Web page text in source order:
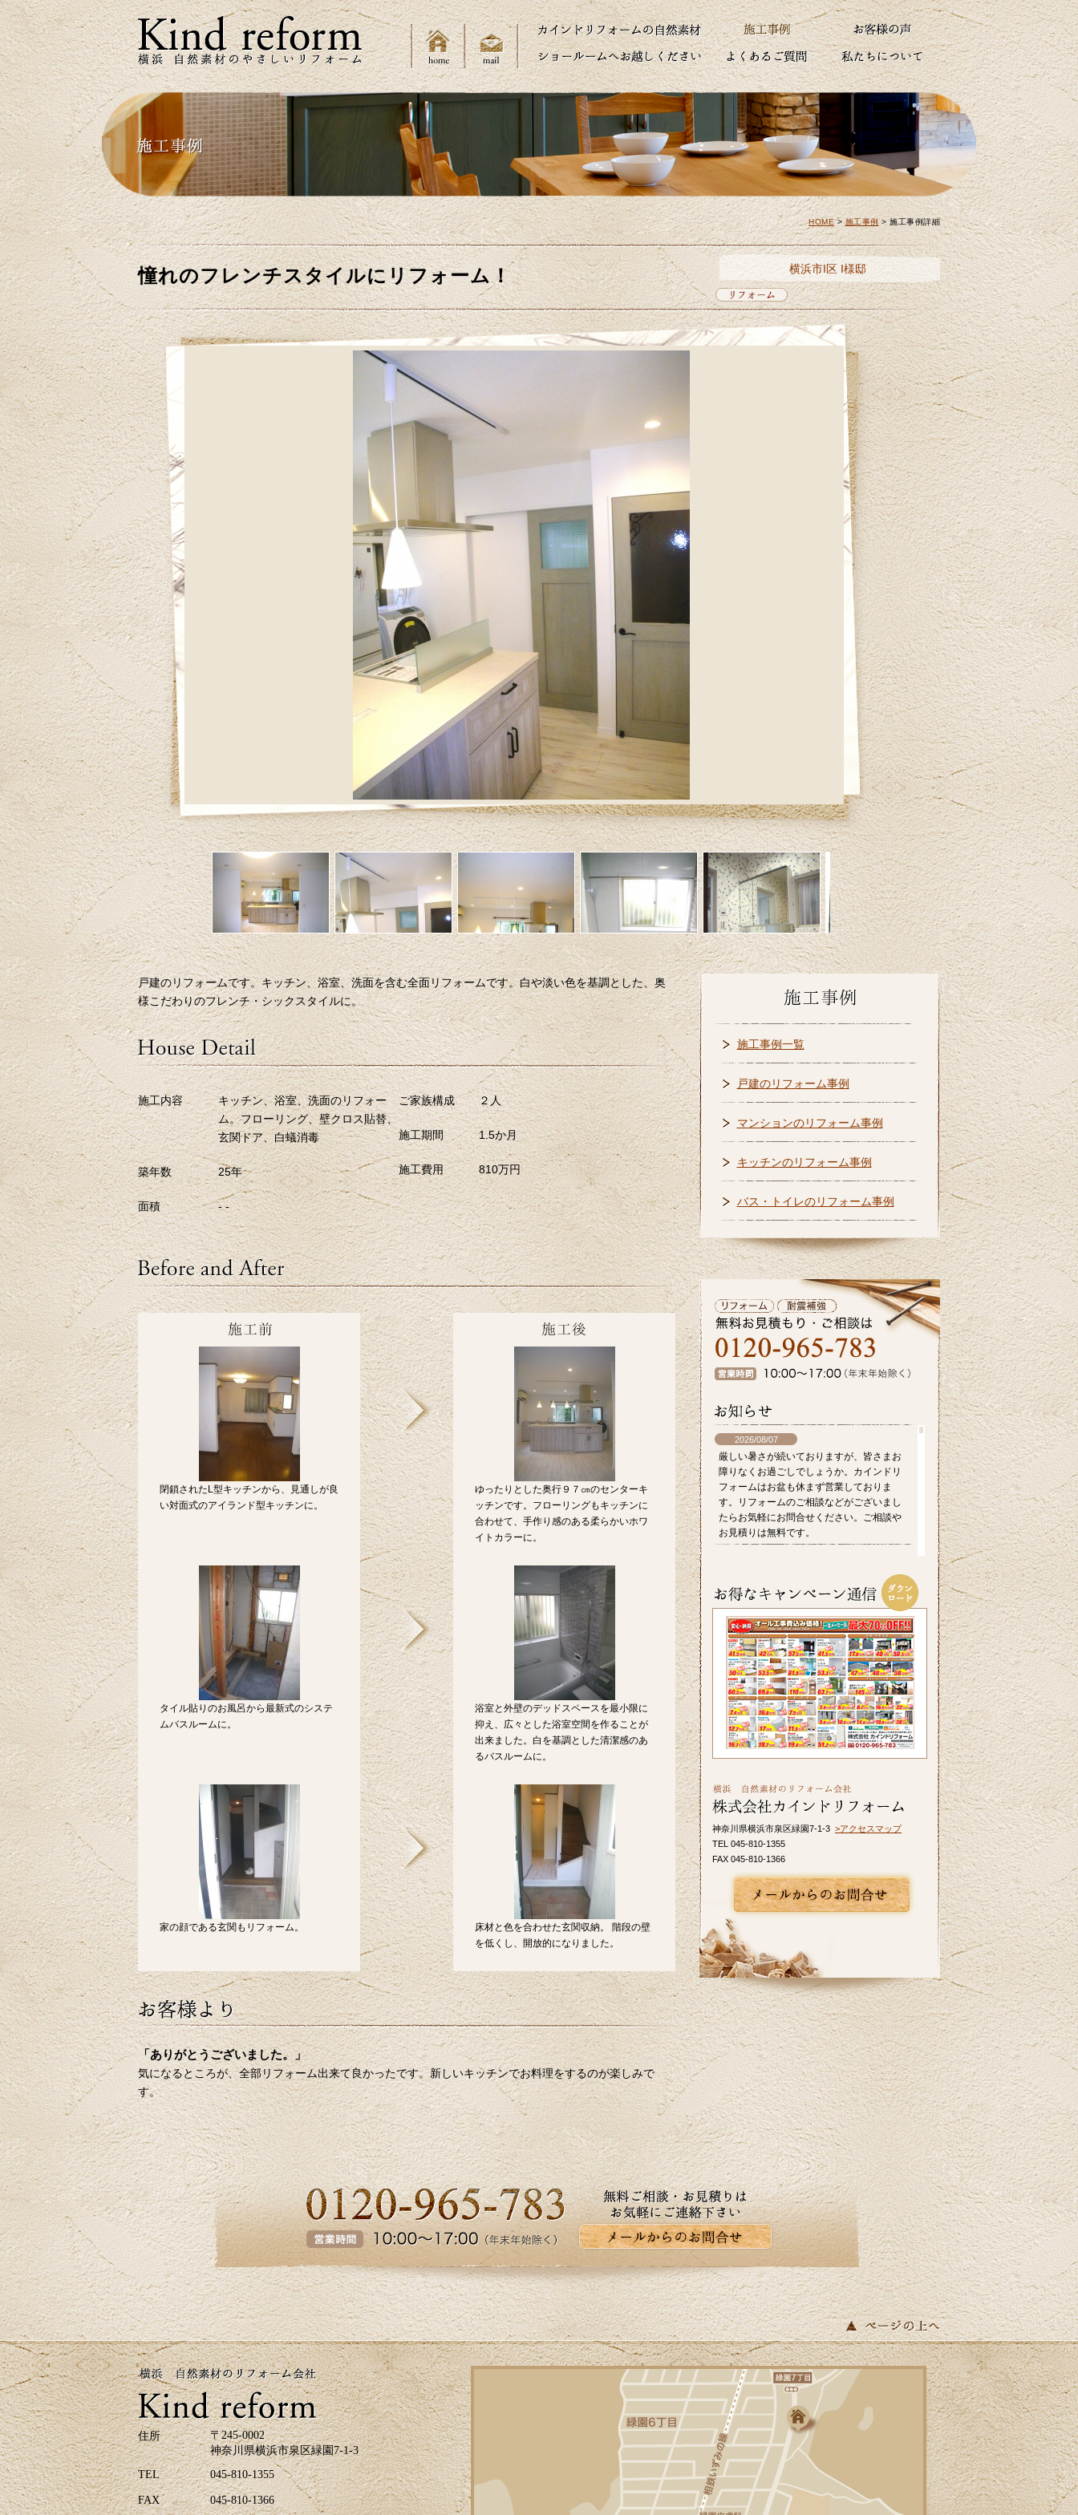
HOME>施工事例 > 施工事例詳細
憧れのフレンチスタイルにリフォーム！ 横浜市I区 I様邸
戸建のリフォームです。キッチン、浴室、洗面を含む全面リフォームです。白や淡い色を基調とした、奥
様こだわりのフレンチ・シックスタイルに。
施工内容
キッチン、浴室、洗面のリフォー
ム。フローリング、壁クロス貼替、
玄関ドア、白蟻消毒
築年数 25年
面積 - -
ご家族構成 ２人
施工期間 1.5か月
施工費用 810万円
閉鎖されたL型キッチンから、見通しが良
い対面式のアイランド型キッチンに。
ゆったりとした奥行９７㎝のセンターキ
ッチンです。フローリングもキッチンに
合わせて、手作り感のある柔らかいホワ
イトカラーに。
タイル貼りのお風呂から最新式のシステ
ムバスルームに。
浴室と外壁のデッドスペースを最小限に
抑え、広々とした浴室空間を作ることが
出来ました。白を基調とした清潔感のあ
るバスルームに。
家の顔である玄関もリフォーム。
床材と色を合わせた玄関収納。 階段の壁
を低くし、開放的になりました。
「ありがとうございました。」
気になるところが、全部リフォーム出来て良かったです。新しいキッチンでお料理をするのが楽しみで
す。
施工事例一覧
戸建のリフォーム事例
マンションのリフォーム事例
キッチンのリフォーム事例
バス・トイレのリフォーム事例
2026/08/07
厳しい暑さが続いておりますが、皆さまお
障りなくお過ごしでしょうか。カインドリ
フォームはお盆も休まず営業しておりま
す。リフォームのご相談などがございまし
たらお気軽にお問合せください。ご相談や
お見積りは無料です。
毎日暑い日が続きますがお元気にお過ごし
でしょうか。エアコンを上手に使い水分を
適時摂るなど熱中症対策をしっかりしてい
きたいですね。ホームページでは横浜市S区
T様邸の屋根・外壁のリフォーム事例をアッ
プ致しましたのでご覧ください。カインド
リフォームではお見積り・ご相談を無料で
行っております。お気軽にお問い合わせく
ださい。
2026/06/26
皆さま、こんにちは。晴れ間の少ない日が
をアップ致しましたのでご覧ください。カ
インドリフォームではお見積り・ご相談を
無料で行っております。お気軽にお問い合
わせください。
いよいよ梅雨入りですね。憂鬱な季節だか
らこそ、お家の中では快適に過ごしたいも
のです。横浜市I区T様邸のキッチンリフォー
ム事例をアップ致しましたのでご覧くださ
い。カインドリフォームではお見積り・ご
相談を無料で行っております。お気軽にお
問い合わせください。
2026/05/27
皆さま、こんにちは。夏のように暑い日が
あり体調管理が難しいですね。横浜市K区E
様邸のバス・洗面のリフォーム事例をアッ
プ致しましたのでご覧下さい。お見積り、
ご相談は無料です。お気軽にお問合せ下さ
い。
2026/04/24
ツツジの花が街を鮮やかに彩り、お出かけ
にも最適な季節ですね。当社はゴールデン
ウイーク中も休まず営業しております。リ
フォームに関するご相談、お見積りなどお
気軽にお問い合わせください。ホームペー
ジでは、H区M様邸のキッチリフォーム、A
区N様邸の玄関ドアリフォーム事例を掲載致
しました。リフォームのご参考に是非ご覧
ください。皆様からのお問合せをお待ちし
ております。
2026/04/17
青葉が美しい季節になりました。明るい日
差しを新しい窓で迎えませんか？環境省が
実施する「みらいエコ住宅2026事業」で補
助金の交付が決定しました。断熱性能の高
い窓を導入する「窓リノベ」では、熱・遮
音・結露軽減により光熱費の削減や快適な
住環境の向上が期待できます。（補助金申
請には様々な要件クリアが必要となりま
す）カインドリフォームはお見積り・ご相
談は無料です。皆様からのお問合せをお待
ちしております。
神奈川県横浜市泉区緑園7-1-3 >アクセスマップ
TEL 045-810-1355
FAX 045-810-1366
住所
〒245-0002
神奈川県横浜市泉区緑園7-1-3
TEL
045-810-1355
FAX 045-810-1366